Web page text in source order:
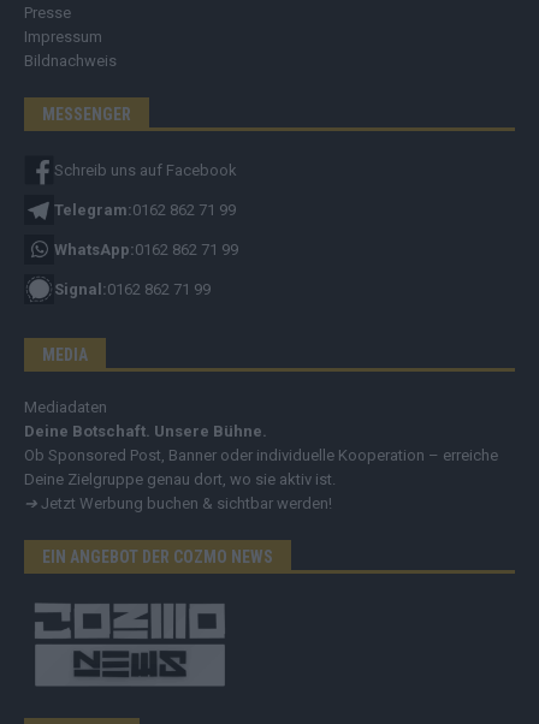
Presse
Impressum
Bildnachweis
MESSENGER
Schreib uns auf Facebook
Telegram:0162 862 71 99
WhatsApp:0162 862 71 99
Signal:0162 862 71 99
MEDIA
Mediadaten
Deine Botschaft. Unsere Bühne.
Ob Sponsored Post, Banner oder individuelle Kooperation – erreiche
Deine Zielgruppe genau dort, wo sie aktiv ist.
➔ Jetzt Werbung buchen & sichtbar werden!
EIN ANGEBOT DER COZMO NEWS